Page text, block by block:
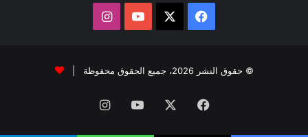
فيسبوك ‫YouTubeانستقرام
© حقوق النشر 2026، جميع الحقوق محفوظة |
فيسبوك ‫YouTubeانستقرام